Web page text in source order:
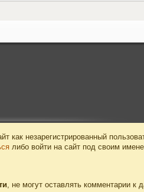
как незарегистрированный
либо войти на сайт под своим
, не могут оставлять комментарии к